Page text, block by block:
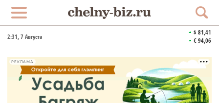
2:31, 7 Августа
$ 81,41
€ 94,06
РЕКЛАМА